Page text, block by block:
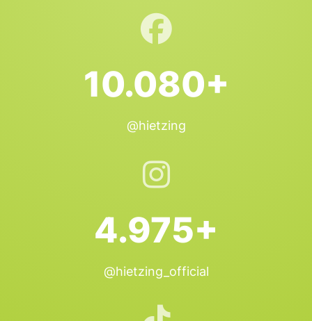
10.080+
@hietzing
4.975+
@hietzing_official